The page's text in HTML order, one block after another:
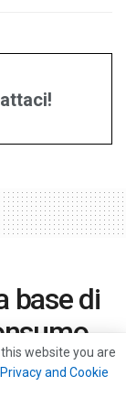
base di
website you are
Privacy and Cookie